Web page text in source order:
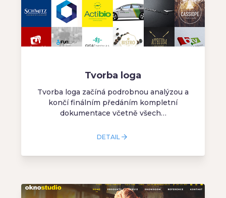
Tvorba loga
Tvorba loga začíná podrobnou analýzou a
končí finálním předáním kompletní
dokumentace včetně všech…
DETAIL